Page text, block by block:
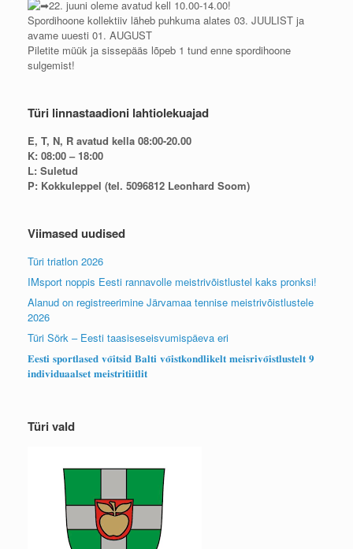
22. juuni oleme avatud kell 10.00-14.00!
Spordihoone kollektiiv läheb puhkuma alates 03. JUULIST ja
avame uuesti 01. AUGUST
Piletite müük ja sissepääs lõpeb 1 tund enne spordihoone
sulgemist!
Türi linnastaadioni lahtiolekuajad
E, T, N, R avatud kella 08:00-20.00
K: 08:00 – 18:00
L: Suletud
P: Kokkuleppel (tel. 5096812 Leonhard Soom)
Viimased uudised
Türi triatlon 2026
IMsport noppis Eesti rannavolle meistrivõistlustel kaks pronksi!
Alanud on registreerimine Järvamaa tennise meistrivõistlustele
2026
Türi Sörk – Eesti taasiseseisvumispäeva eri
𝐄𝐞𝐬𝐭𝐢 𝐬𝐩𝐨𝐫𝐭𝐥𝐚𝐬𝐞𝐝 𝐯𝐨̃𝐢𝐭𝐬𝐢𝐝 𝐁𝐚𝐥𝐭𝐢 𝐯𝐨̃𝐢𝐬𝐭𝐤𝐨𝐧𝐝𝐥𝐢𝐤𝐞𝐥𝐭 𝐦𝐞𝐢𝐬𝐫𝐢𝐯𝐨̃𝐢𝐬𝐭𝐥𝐮𝐬𝐭𝐞𝐥𝐭 𝟗
𝐢𝐧𝐝𝐢𝐯𝐢𝐝𝐮𝐚𝐚𝐥𝐬𝐞𝐭 𝐦𝐞𝐢𝐬𝐭𝐫𝐢𝐭𝐢𝐢𝐭𝐥𝐢𝐭
Türi vald